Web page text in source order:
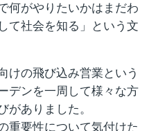
何がやりたいかはまだわ
て社会を知る」という文
けの飛び込み営業という
デンを一周して様々な方
がありました。
重要性について気付けた